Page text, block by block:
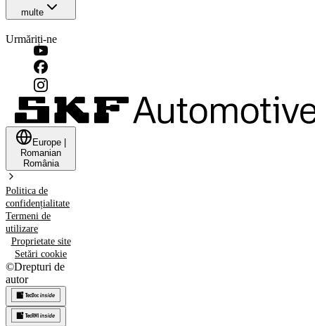
multe
Urmăriți-ne
Europe
Romanian
România
Politica de
confidențialitate
Termeni de
utilizare
Proprietate site
Setări cookie
©Drepturi de
autor